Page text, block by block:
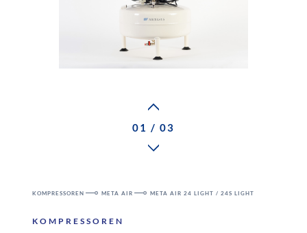
AGB METASYS logistics & collection
01 / 03
KOMPRESSOREN META AIR META AIR 24 LIGHT / 24S LIGHT
KOMPRESSOREN